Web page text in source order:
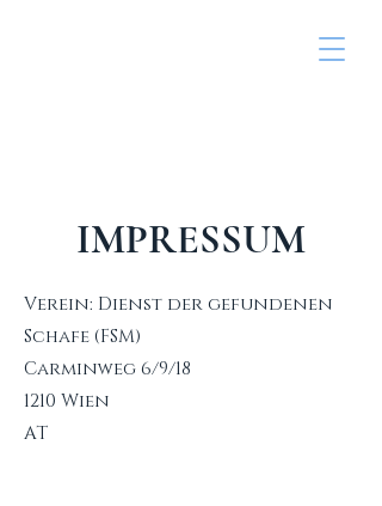
IMPRESSUM
Verein: Dienst der gefundenen
Schafe (FSM)
Carminweg 6/9/18
1210 Wien
AT